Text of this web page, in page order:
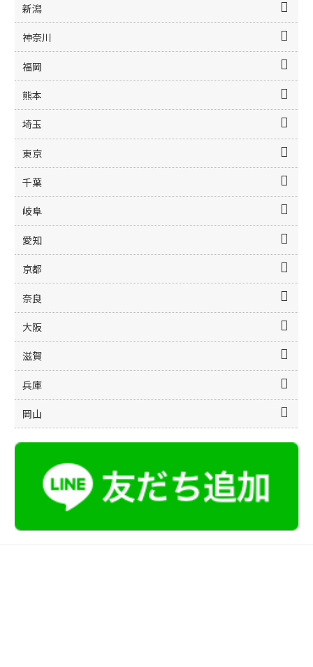
新潟
神奈川
福岡
熊本
埼玉
東京
千葉
岐阜
愛知
京都
奈良
大阪
滋賀
兵庫
岡山